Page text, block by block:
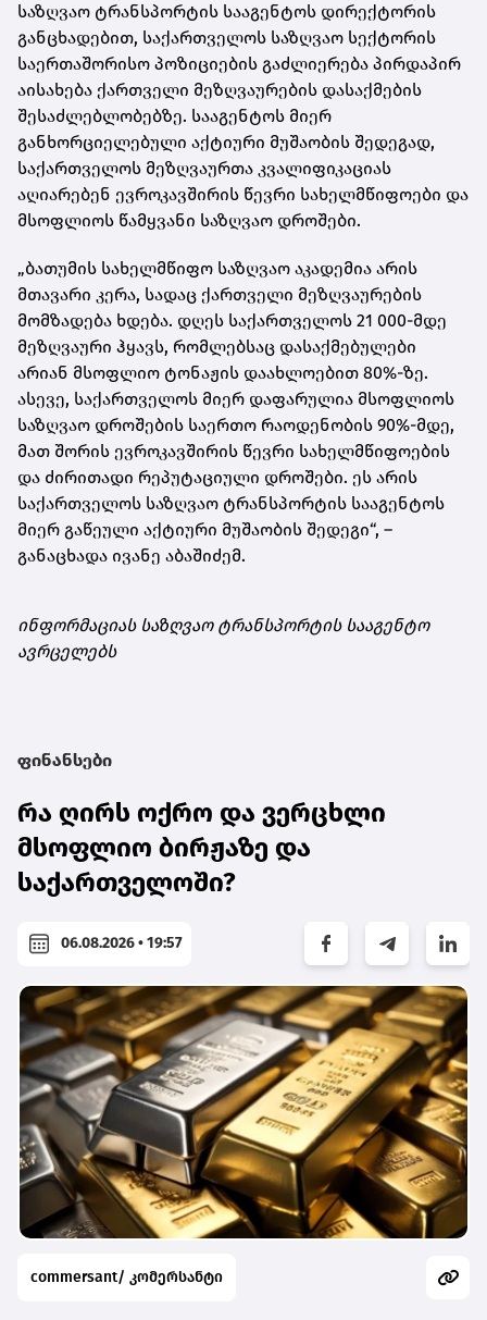
საზღვაო ტრანსპორტის სააგენტოს დირექტორის
განცხადებით, საქართველოს საზღვაო სექტორის
საერთაშორისო პოზიციების გაძლიერება პირდაპირ
აისახება ქართველი მეზღვაურების დასაქმების
შესაძლებლობებზე. სააგენტოს მიერ
განხორციელებული აქტიური მუშაობის შედეგად,
საქართველოს მეზღვაურთა კვალიფიკაციას
აღიარებენ ევროკავშირის წევრი სახელმწიფოები და
მსოფლიოს წამყვანი საზღვაო დროშები.
„ბათუმის სახელმწიფო საზღვაო აკადემია არის
მთავარი კერა, სადაც ქართველი მეზღვაურების
მომზადება ხდება. დღეს საქართველოს 21 000-მდე
მეზღვაური ჰყავს, რომლებსაც დასაქმებულები
არიან მსოფლიო ტონაჟის დაახლოებით 80%-ზე.
ასევე, საქართველოს მიერ დაფარულია მსოფლიოს
საზღვაო დროშების საერთო რაოდენობის 90%-მდე,
მათ შორის ევროკავშირის წევრი სახელმწიფოების
და ძირითადი რეპუტაციული დროშები. ეს არის
საქართველოს საზღვაო ტრანსპორტის სააგენტოს
მიერ გაწეული აქტიური მუშაობის შედეგი“, –
განაცხადა ივანე აბაშიძემ.
ინფორმაციას საზღვაო ტრანსპორტის სააგენტო
ავრცელებს
ფინანსები
რა ღირს ოქრო და ვერცხლი
მსოფლიო ბირჟაზე და
საქართველოში?
06.08.2026 • 19:57
commersant/ კომერსანტი